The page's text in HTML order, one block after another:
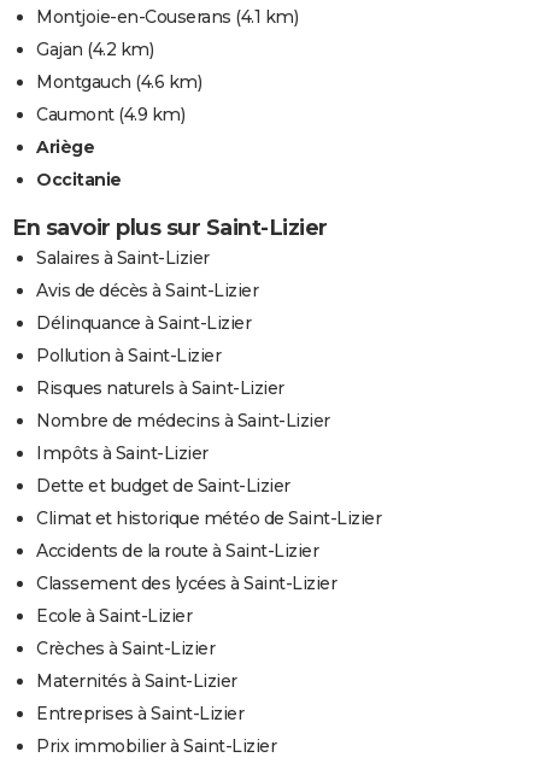
Montjoie-en-Couserans (4.1 km)
Gajan (4.2 km)
Montgauch (4.6 km)
Caumont(4.9 km)
Ariège
Occitanie
En savoir plus sur Saint-Lizier
Salaires à Saint-Lizier
Avis de décès à Saint-Lizier
Délinquance à Saint-Lizier
Pollution à Saint-Lizier
Risques naturels à Saint-Lizier
Nombre de médecins à Saint-Lizier
Impôts à Saint-Lizier
Dette et budget de Saint-Lizier
Climat et historique météo de Saint-Lizier
Accidents de la route à Saint-Lizier
Classement des lycées à Saint-Lizier
Ecole à Saint-Lizier
Crèches à Saint-Lizier
Maternités à Saint-Lizier
Entreprises à Saint-Lizier
Prix immobilier à Saint-Lizier